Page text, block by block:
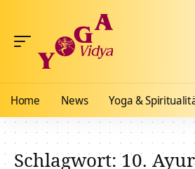
Home News Yoga &
Schlagwort:10.